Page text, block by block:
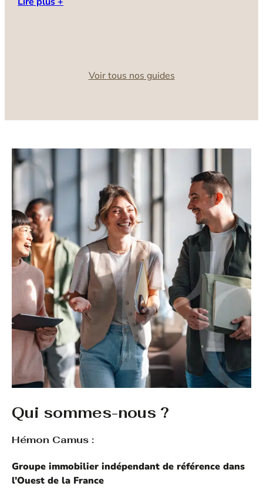
Voir tous nos guides
Qui sommes-nous ?
Hémon Camus :
Groupe immobilier indépendant de référence dans
l’Ouest de la France